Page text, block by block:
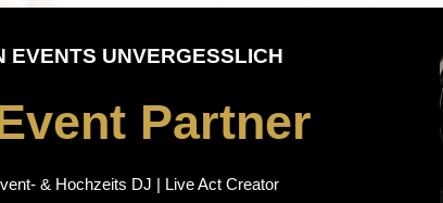
EVENTS UNVERGESSLICH
Partner
& Hochzeits DJ | Live Act Creator